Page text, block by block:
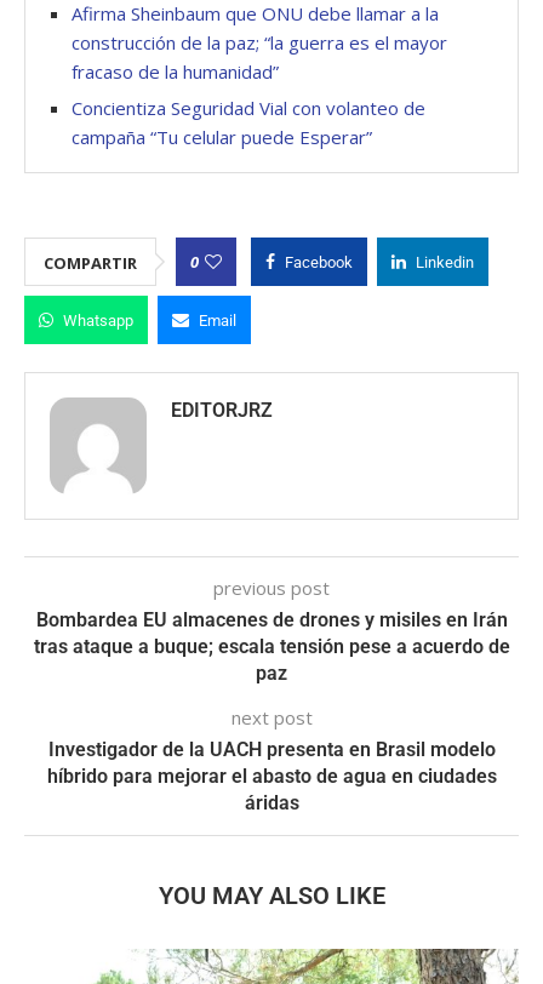
Afirma Sheinbaum que ONU debe llamar a la
construcción de la paz; “la guerra es el mayor
fracaso de la humanidad”
Concientiza Seguridad Vial con volanteo de
campaña “Tu celular puede Esperar”
COMPARTIR 0 Facebook Linkedin
Whatsapp Email
EDITORJRZ
previous post
Bombardea EU almacenes de drones y misiles en Irán
tras ataque a buque; escala tensión pese a acuerdo de
paz
next post
Investigador de la UACH presenta en Brasil modelo
híbrido para mejorar el abasto de agua en ciudades
áridas
YOU MAY ALSO LIKE